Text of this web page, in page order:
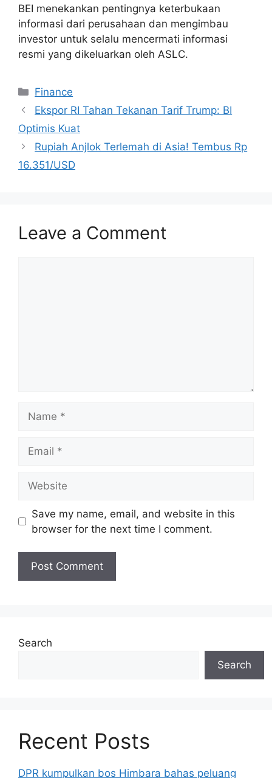
BEI menekankan pentingnya keterbukaan
informasi dari perusahaan dan mengimbau
investor untuk selalu mencermati informasi
resmi yang dikeluarkan oleh ASLC.
Categories
Finance
Ekspor RI Tahan Tekanan Tarif Trump: BI
Optimis Kuat
Rupiah Anjlok Terlemah di Asia! Tembus Rp
16.351/USD
Leave a Comment
Save my name, email, and website in this
browser for the next time I comment.
Search
Search
Recent Posts
DPR kumpulkan bos Himbara bahas peluang